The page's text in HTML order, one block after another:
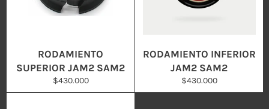
RODAMIENTO
SUPERIOR JAM2 SAM2
Precio
habitual
$430.000
RODAMIENTO INFERIOR
JAM2 SAM2
Precio
habitual
$430.000